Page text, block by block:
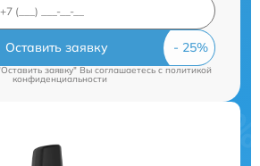
Оставить заявку
заявку" Вы соглашаетесь cполитикой
конфиденциальности